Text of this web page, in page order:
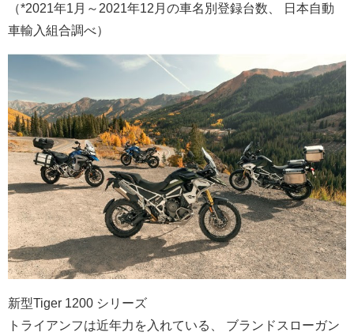
（*2021年1月～2021年12月の車名別登録台数、 日本自動
車輸入組合調べ）
新型Tiger 1200 シリーズ
トライアンフは近年力を入れている、 ブランドスローガン